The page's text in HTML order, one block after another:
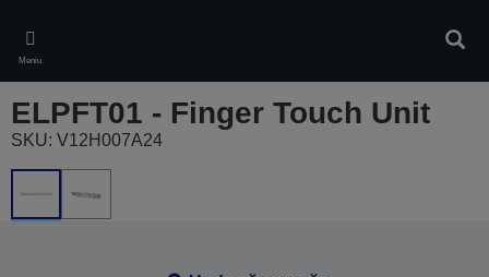
main
content
Meniu
ELPFT01 - Finger Touch Unit
SKU: V12H007A24